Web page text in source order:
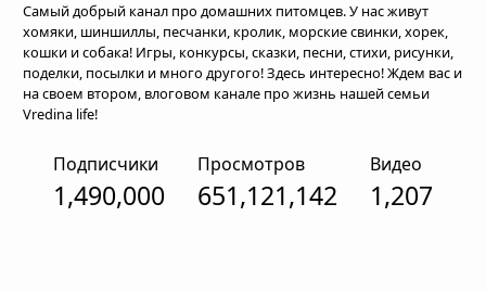
Самый добрый канал про домашних питомцев. У нас живут
хомяки, шиншиллы, песчанки, кролик, морские свинки, хорек,
кошки и собака! Игры, конкурсы, сказки, песни, стихи, рисунки,
поделки, посылки и много другого! Здесь интересно! Ждем вас и
на своем втором, влоговом канале про жизнь нашей семьи
Vredina life!
Подписчики
1,490,000
Просмотров
651,121,142
Видео
1,207